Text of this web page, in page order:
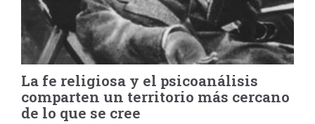
La fe religiosa y el psicoanálisis
comparten un territorio más cercano
de lo que se cree